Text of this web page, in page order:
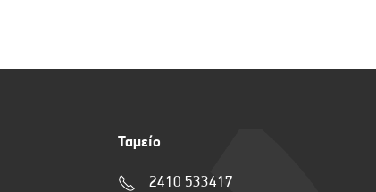
Ταμείο
2410 533417